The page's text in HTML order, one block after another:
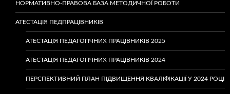
НОРМАТИВНО-ПРАВОВА БАЗА МЕТОДИЧНОЇ РОБОТИ
АТЕСТАЦІЯ ПЕДПРАЦІВНИКІВ
АТЕСТАЦІЯ ПЕДАГОГІЧНИХ ПРАЦІВНИКІВ 2025
АТЕСТАЦІЯ ПЕДАГОГІЧНИХ ПРАЦІВНИКІВ 2024
ПЕРСПЕКТИВНИЙ ПЛАН ПІДВИЩЕННЯ КВАЛІФІКАЦІЇ У 2024 РОЦІ